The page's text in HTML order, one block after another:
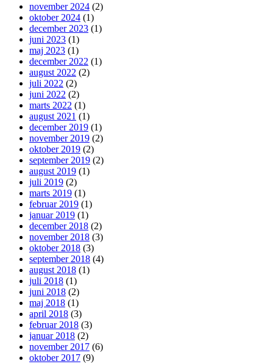
november 2024 (2)
oktober 2024 (1)
december 2023 (1)
juni 2023 (1)
maj 2023 (1)
december 2022 (1)
august 2022 (2)
juli 2022 (2)
juni 2022 (2)
marts 2022 (1)
august 2021 (1)
december 2019 (1)
november 2019 (2)
oktober 2019 (2)
september 2019 (2)
august 2019 (1)
juli 2019 (2)
marts 2019 (1)
februar 2019 (1)
januar 2019 (1)
december 2018 (2)
november 2018 (3)
oktober 2018 (3)
september 2018 (4)
august 2018 (1)
juli 2018 (1)
juni 2018 (2)
maj 2018 (1)
april 2018 (3)
februar 2018 (3)
januar 2018 (2)
november 2017 (6)
oktober 2017 (9)